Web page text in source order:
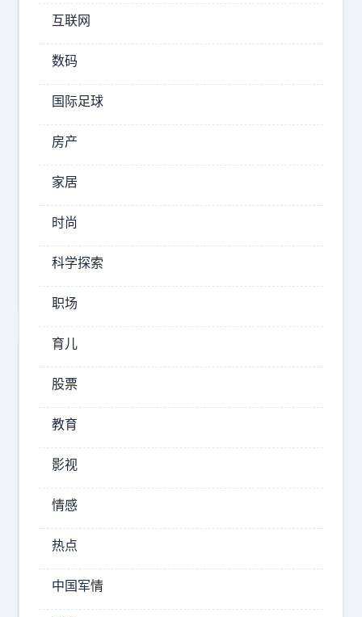
中
国
和
2026-
08-
07
19:26
梦
风
月
韩
国
向
日
裁
提
性
赂
互联网
数码
国际足球
房产
家居
时尚
科学探索
职场
育儿
股票
教育
影视
情感
热点
中国军情